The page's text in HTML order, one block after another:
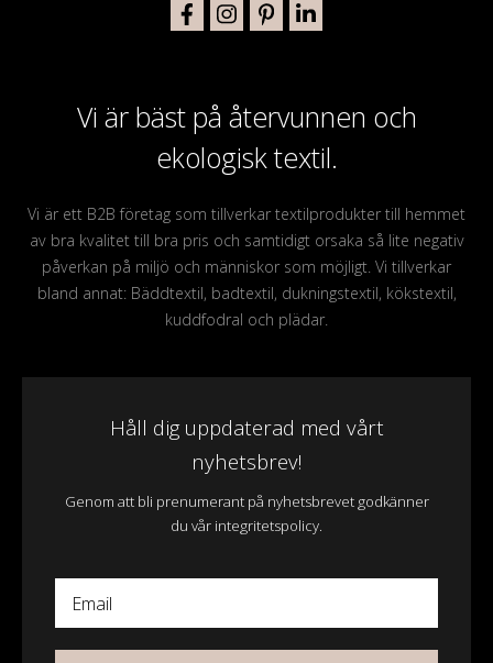
Vi är bäst på återvunnen och
ekologisk textil.
Vi är ett B2B företag som tillverkar textilprodukter till hemmet
av bra kvalitet till bra pris och samtidigt orsaka så lite negativ
påverkan på miljö och människor som möjligt. Vi tillverkar
bland annat: Bäddtextil, badtextil, dukningstextil, kökstextil,
kuddfodral och plädar.
Håll dig uppdaterad med vårt
nyhetsbrev!
Genom att bli prenumerant på nyhetsbrevet godkänner
du vår integritetspolicy.
Email